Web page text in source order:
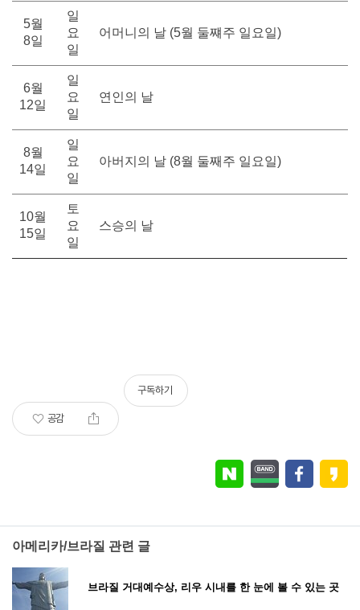
5월
8일
일
요
일
어머니의 날 (5월 둘쨰주 일요일)
6월
12일
일
요
일
연인의 날
8월
14일
일
요
일
아버지의 날 (8월 둘째주 일요일)
10월
15일
토
요
일
스승의 날
공감
구독하기
아메리카/브라질 관련 글
브라질 거대예수상, 리우 시내를 한 눈에 볼 수 있는 곳